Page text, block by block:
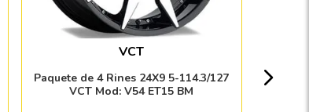
VCT
Paquete de 4 Rines 24X9 5-114.3/127
VCT Mod: V54 ET15 BM